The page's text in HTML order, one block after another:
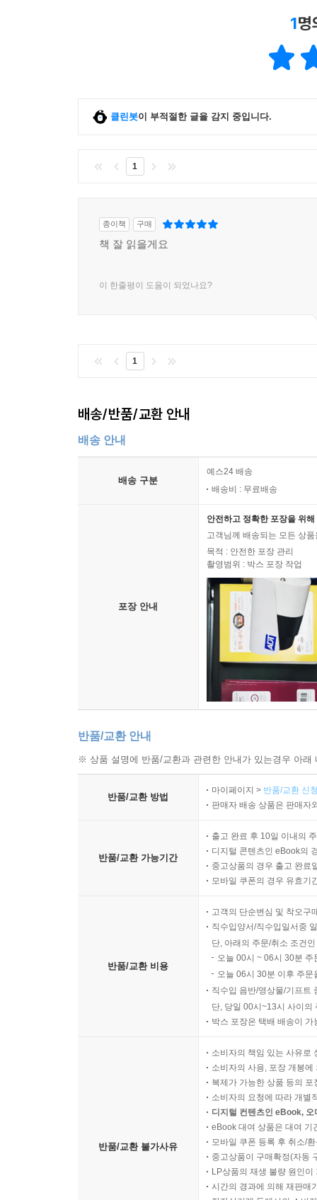
1명
클린봇이 부적절한 글을 감지 중입니다.
1
종이책 구매
책 잘 읽을게요
이 한줄평이 도움이 되었나요?
1
배송/반품/교환 안내
배송 안내
배송 구분
예스24 배송
배송비 : 무료배송
포장 안내
안전하고 정확한 포장을 위
고객님께 배송되는 모든 상
목적 : 안전한 포장 관리
촬영범위 : 박스 포장 작업
반품/교환 안내
※ 상품 설명에 반품/교환과 관련한 안내가 있는경우 아
반품/교환 방법
마이페이지 > 반품/교환 신
판매자 배송 상품은 판매자
반품/교환 가능기간
출고 완료 후 10일 이내의
디지털 콘텐츠인 eBook의
중고상품의 경우 출고 완료
모바일 쿠폰의 경우 유효기
반품/교환 비용
고객의 단순변심 및 착오구
직수입양서/직수입일서중
단, 아래의 주문/취소 조건
오늘 00시 ~ 06시 30분
오늘 06시 30분 이후 주
직수입 음반/영상물/기프트
단, 당일 00시~13시 사이의
박스 포장은 택배 배송이
반품/교환 불가사유
소비자의 책임 있는 사유로
소비자의 사용, 포장 개봉
복제가 가능한 상품 등의
소비자의 요청에 따라 개별
디지털 컨텐츠인 eBook,
eBook 대여 상품은 대여 기
모바일 쿠폰 등록 후 취소/
중고상품이 구매확정(자동
LP상품의 재생 불량 원인
시간의 경과에 의해 재판매